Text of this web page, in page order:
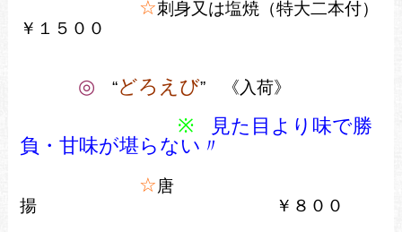
☆刺身又は塩焼（特大二本付）
￥１５００
◎ “どろえび” 《入荷》
※
見た目より味で勝
負・甘味が堪らない〃
☆唐
揚 ￥８００